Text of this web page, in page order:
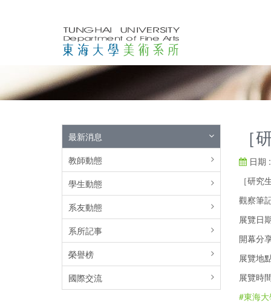
最新消息
教師動態
學生動態
系友動態
系所記事
榮譽榜
國際交流
［
日期
［研究
觀察筆
展覽日
開幕分
展覽地
展覽時
#東海